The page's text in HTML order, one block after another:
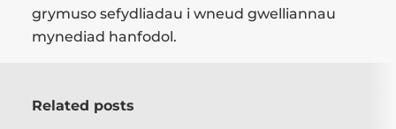
grymuso sefydliadau i wneud gwelliannau
mynediad hanfodol.
Related posts